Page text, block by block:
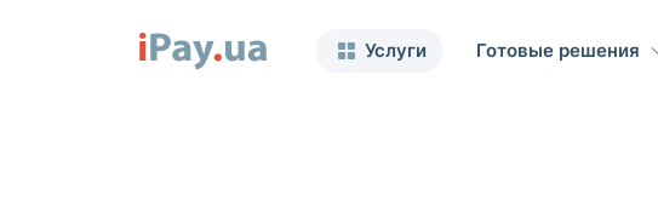
Услуги Готовые решения